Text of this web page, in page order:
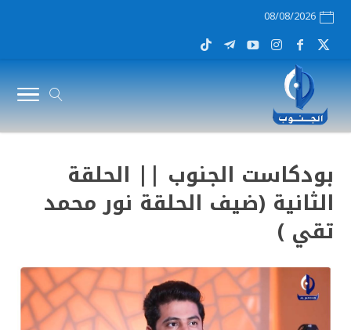
08/08/2026
بودكاست الجنوب || الحلقة
الثانية (ضيف الحلقة نور محمد
تقي )